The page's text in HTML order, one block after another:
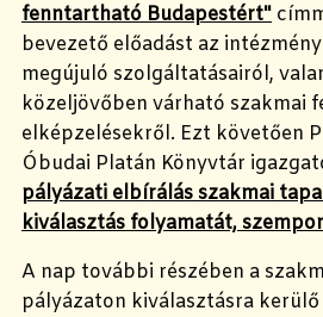
fenntartható Budapestért"
bevezető előadást az
megújuló szolgáltatásairól,
közeljövőben várható szakmai
elképzelésekről. Ezt követően
Óbudai Platán Könyvtár
pályázati elbírálás szakmai
kiválasztás folyamatát,
A nap további részében a
pályázaton kiválasztásra